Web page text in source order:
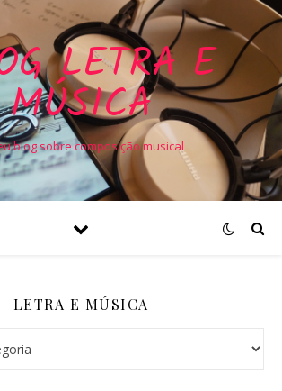
LETRA E
MÚSICA
blog sobre composição musical
LETRA E MÚSICA